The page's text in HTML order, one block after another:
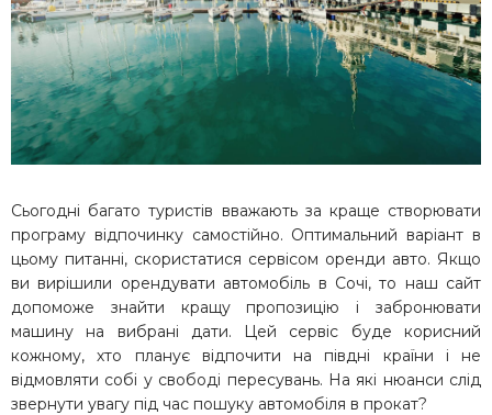
Сьогодні багато туристів вважають за краще створювати
програму відпочинку самостійно. Оптимальний варіант в
цьому питанні, скористатися сервісом оренди авто. Якщо
ви вирішили орендувати автомобіль в Сочі, то наш сайт
допоможе знайти кращу пропозицію і забронювати
машину на вибрані дати. Цей сервіс буде корисний
кожному, хто планує відпочити на півдні країни і не
відмовляти собі у свободі пересувань. На які нюанси слід
звернути увагу під час пошуку автомобіля в прокат?